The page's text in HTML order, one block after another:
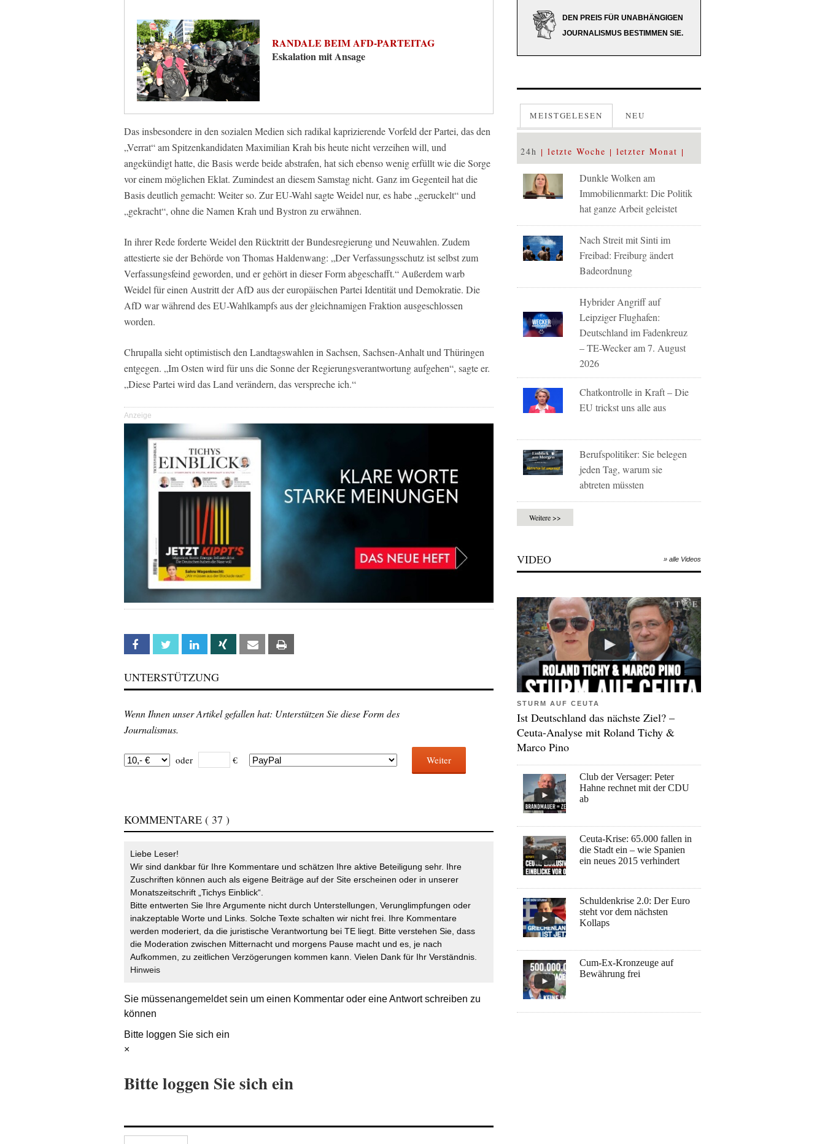
RANDALE BEIM AFD-PARTEITAG
Eskalation mit Ansage
Das insbesondere in den sozialen Medien sich radikal kaprizierende Vorfeld der Partei, das den
„Verrat“ am Spitzenkandidaten Maximilian Krah bis heute nicht verzeihen will, und
angekündigt hatte, die Basis werde beide abstrafen, hat sich ebenso wenig erfüllt wie die Sorge
vor einem möglichen Eklat. Zumindest an diesem Samstag nicht. Ganz im Gegenteil hat die
Basis deutlich gemacht: Weiter so. Zur EU-Wahl sagte Weidel nur, es habe „geruckelt“ und
„gekracht“, ohne die Namen Krah und Bystron zu erwähnen.
In ihrer Rede forderte Weidel den Rücktritt der Bundesregierung und Neuwahlen. Zudem
attestierte sie der Behörde von Thomas Haldenwang: „Der Verfassungsschutz ist selbst zum
Verfassungsfeind geworden, und er gehört in dieser Form abgeschafft.“ Außerdem warb
Weidel für einen Austritt der AfD aus der europäischen Partei Identität und Demokratie. Die
AfD war während des EU-Wahlkampfs aus der gleichnamigen Fraktion ausgeschlossen
worden.
Chrupalla sieht optimistisch den Landtagswahlen in Sachsen, Sachsen-Anhalt und Thüringen
entgegen. „Im Osten wird für uns die Sonne der Regierungsverantwortung aufgehen“, sagte er.
„Diese Partei wird das Land verändern, das verspreche ich.“
Anzeige
Facebook Twitter Linkedin Xing Email
UNTERSTÜTZUNG
Wenn Ihnen unser Artikel gefallen hat: Unterstützen Sie diese Form des
Journalismus.
oder € Weiter
KOMMENTARE ( 37 )
Liebe Leser!
Wir sind dankbar für Ihre Kommentare und schätzen Ihre aktive Beteiligung sehr. Ihre
Zuschriften können auch als eigene Beiträge auf der Site erscheinen oder in unserer
Monatszeitschrift „Tichys Einblick“.
Bitte entwerten Sie Ihre Argumente nicht durch Unterstellungen, Verunglimpfungen oder
inakzeptable Worte und Links. Solche Texte schalten wir nicht frei. Ihre Kommentare
werden moderiert, da die juristische Verantwortung bei TE liegt. Bitte verstehen Sie, dass
die Moderation zwischen Mitternacht und morgens Pause macht und es, je nach
Aufkommen, zu zeitlichen Verzögerungen kommen kann. Vielen Dank für Ihr Verständnis.
Hinweis
Sie müssenangemeldetsein um einen Kommentar oder eine Antwort schreiben zu
können
Bitte loggen Sie sich ein
×
Bitte loggen Sie sich ein
DEN PREIS FÜR UNABHÄNGIGEN
JOURNALISMUS BESTIMMEN SIE.
MEISTGELESEN NEU
24h letzte Woche letzter Monat
Dunkle Wolken am
Immobilienmarkt: Die Politik
hat ganze Arbeit geleistet
Nach Streit mit Sinti im
Freibad: Freiburg ändert
Badeordnung
Hybrider Angriff auf
Leipziger Flughafen:
Deutschland im Fadenkreuz
– TE-Wecker am 7. August
2026
Chatkontrolle in Kraft – Die
EU trickst uns alle aus
Berufspolitiker: Sie belegen
jeden Tag, warum sie
abtreten müssten
Weitere >>
VIDEO » alle Videos
STURM AUF CEUTA
Ist Deutschland das nächste Ziel? –
Ceuta-Analyse mit Roland Tichy &
Marco Pino
Club der Versager: Peter
Hahne rechnet mit der CDU
ab
Ceuta-Krise: 65.000 fallen in
die Stadt ein – wie Spanien
ein neues 2015 verhindert
Schuldenkrise 2.0: Der Euro
steht vor dem nächsten
Kollaps
Cum-Ex-Kronzeuge auf
Bewährung frei